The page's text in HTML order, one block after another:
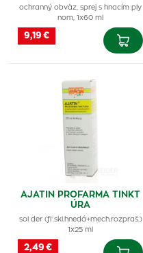
ochranný obväz, sprej s hnacím ply
nom, 1x60 ml
9,19 €
AJATIN PROFARMA TINKT
ÚRA
sol der (fľ.skl.hnedá+mech.rozpraš.)
1x25 ml
2,49 €